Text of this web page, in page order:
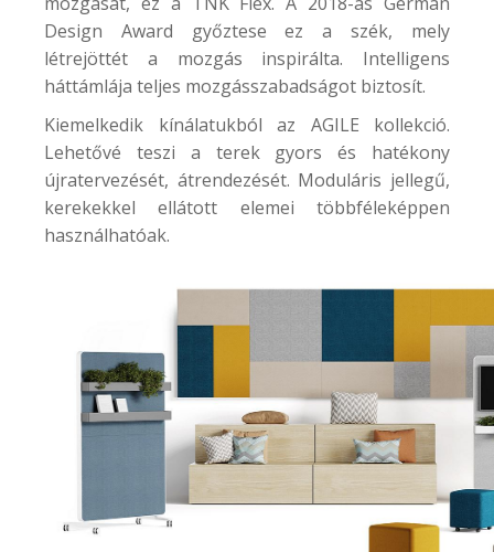
Design Award győztese ez a szék, mely
létrejöttét a mozgás inspirálta. Intelligens
háttámlája teljes mozgásszabadságot biztosít.
Kiemelkedik kínálatukból az AGILE kollekció.
Lehetővé teszi a terek gyors és hatékony
újratervezését, átrendezését. Moduláris jellegű,
kerekekkel ellátott elemei többféleképpen
használhatóak.